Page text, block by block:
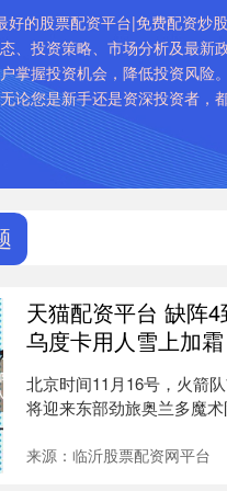
好的股票配资平台|免费配资炒
、投资策略、市场分析及最
掌握投资机会，降低投资风
论您是新手还是资深投资者，
天猫配资平台 缺阵
乌度卡用人雪上加霜
北京时间11月16号，火箭
将迎来东部劲旅奥兰多魔
来源：临沂股票配资网平台